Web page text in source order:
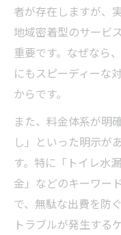
者が存在しますが、
地域密着型のサービ
重要です。なぜなら
にもスピーディーな
からです。
また、料金体系が明
し」といった明示が
す。特に「トイレ水
金」などのキーワー
で、無駄な出費を防
トラブルが発生する